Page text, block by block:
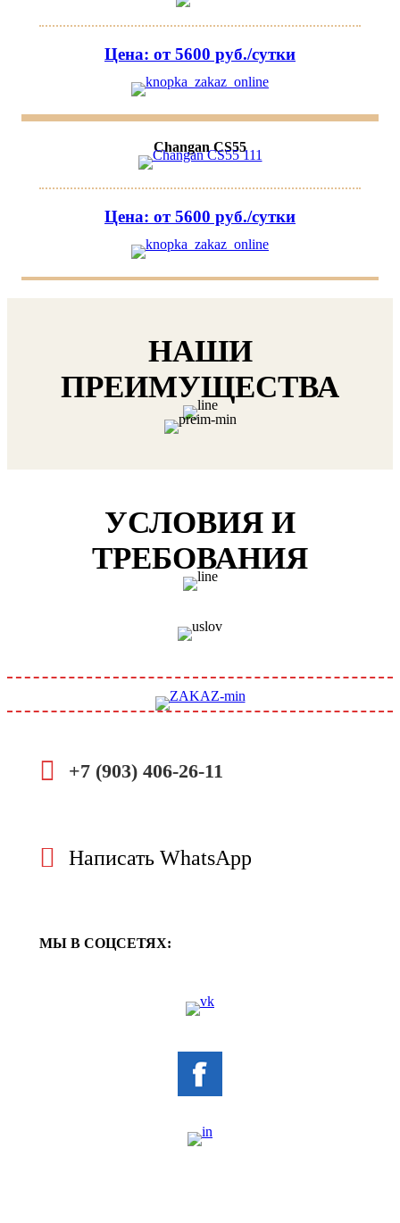
Цена: от 5600 руб./сутки
Changan CS55
Цена: от 5600 руб./сутки
НАШИ
ПРЕИМУЩЕСТВА
УСЛОВИЯ И
ТРЕБОВАНИЯ
+7 (903) 406-26-11
Написать WhatsApp
МЫ В СОЦСЕТЯХ: